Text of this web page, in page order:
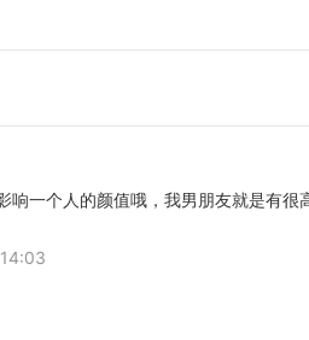
响一个人的颜值哦，我男朋友就是有